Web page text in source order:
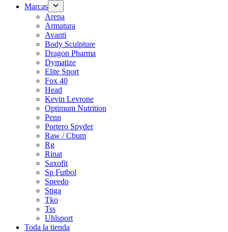
Marcas
Arena
Armatura
Avanti
Body Sculpture
Dragon Pharma
Dymatize
Elite Sport
Fox 40
Head
Kevin Levrone
Optimum Nutrition
Penn
Portero Spyder
Raw / Cbum
Rg
Rinat
Saxofit
Sp Futbol
Speedo
Stiga
Tko
Tss
Uhlsport
Toda la tienda